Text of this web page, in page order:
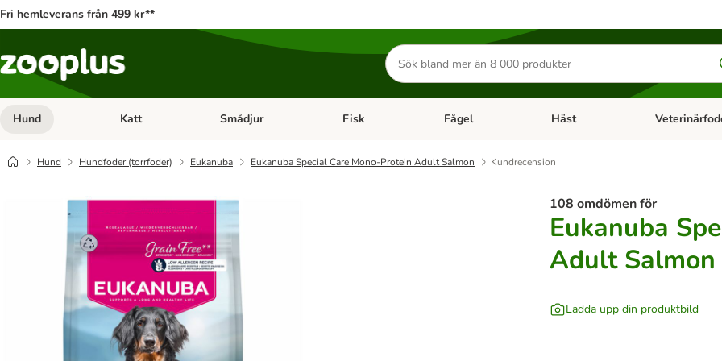
Fri hemleverans från 499 kr**
Sök
efter
produkter
Hund Open category menu: Hund
Katt Open category menu: Katt
Smådjur Open category menu: Smådjur
Fisk Open category menu: Fisk
Fågel Open category menu: Fågel
Häst Open category
Hund Hundfoder (torrfoder) Eukanuba Eukanuba Special Care Mono-Protein Adult Salmon Kundrecension
108 omdömen för
Eukanuba
Adult Salmon
Ladda upp din produktbild